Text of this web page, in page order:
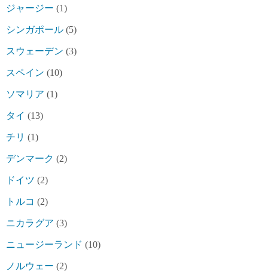
ジャージー (1)
シンガポール (5)
スウェーデン (3)
スペイン (10)
ソマリア (1)
タイ (13)
チリ (1)
デンマーク (2)
ドイツ (2)
トルコ (2)
ニカラグア (3)
ニュージーランド (10)
ノルウェー (2)